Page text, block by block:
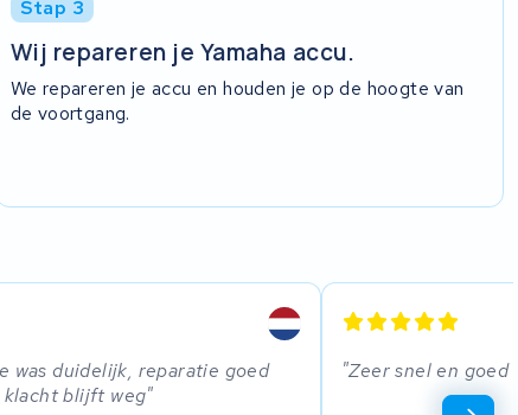
Stap 3
Wij repareren je Yamaha accu.
We repareren je accu en houden je op de hoogte van
de voortgang.
was duidelijk, reparatie goed
blijft weg
Zeer snel en goed